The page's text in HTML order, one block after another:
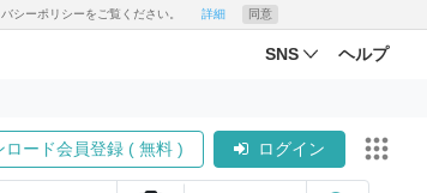
シーポリシーをご覧ください。 詳細 同意
SNS ヘルプ
ロード会員登録 ( 無料 ) ログイン